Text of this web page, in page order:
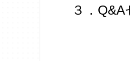
３．Q&Aセ